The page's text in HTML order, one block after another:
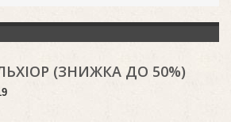
(ЗНИЖКА ДО 50%)